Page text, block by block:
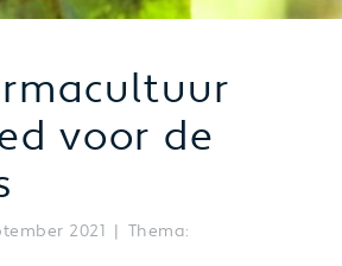
voor de
2021
Thema: